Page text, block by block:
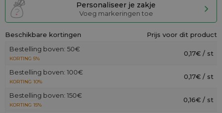
Personaliseer je zakje
Voeg markeringen toe
Beschikbare kortingen
Prijs voor dit product
Bestelling boven: 50€
KORTING 5%
0,17€ / st
Bestelling boven: 100€
KORTING 10%
0,17€ / st
Bestelling boven: 150€
KORTING 15%
0,16€ / st